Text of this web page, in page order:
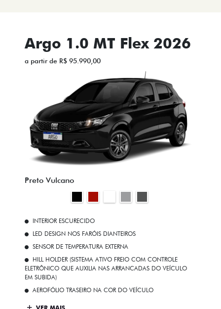
Argo 1.0 MT Flex 2026
a partir de R$ 95.990,00
Preto Vulcano
INTERIOR ESCURECIDO
LED DESIGN NOS FARÓIS DIANTEIROS
SENSOR DE TEMPERATURA EXTERNA
HILL HOLDER (SISTEMA ATIVO FREIO COM CONTROLE
ELETRÔNICO QUE AUXILIA NAS ARRANCADAS DO VEÍCULO
EM SUBIDA)
AEROFÓLIO TRASEIRO NA COR DO VEÍCULO